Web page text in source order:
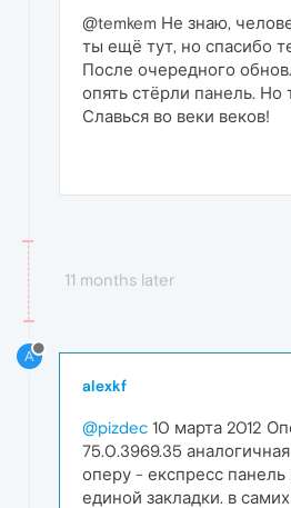
@temkem Не знаю,
ты ещё тут, но спасибо
После очередного
опять стёрли панель. Но
Славься во веки веков!
11 months later
A
alexkf
@pizdec 10 марта 2012
75.0.3969.35
оперу - експресс панель
единой закладки. в